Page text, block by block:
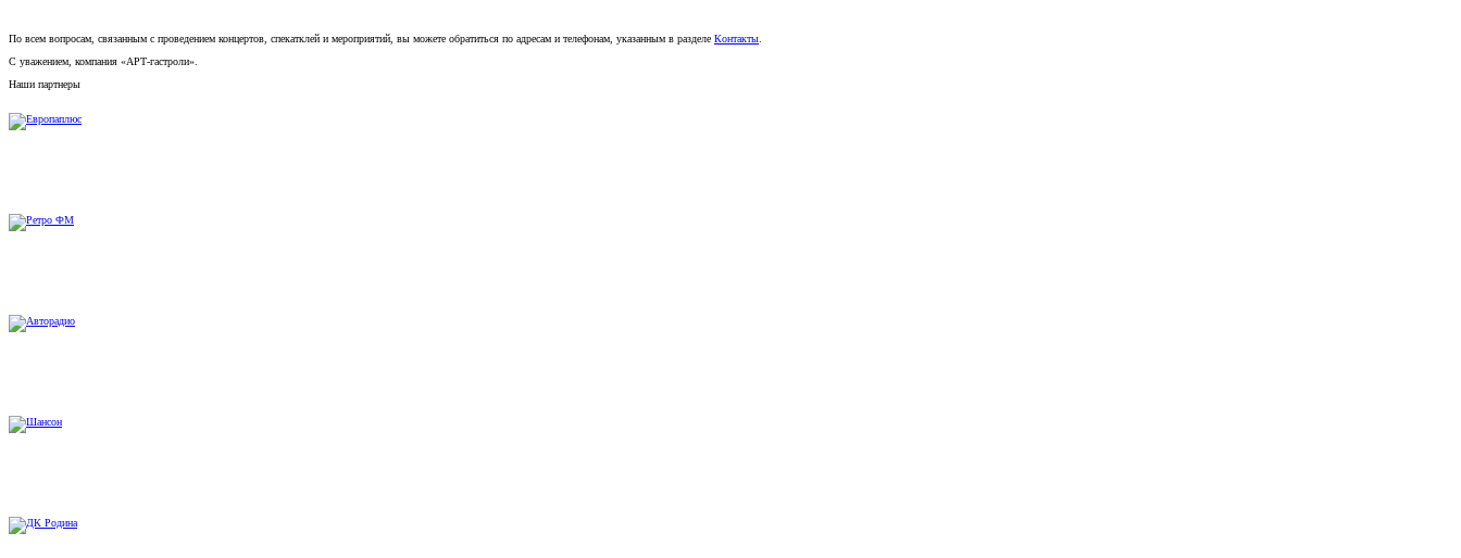
По всем вопросам, связанным с проведением концертов, спекатклей и мероприятий, вы можете обратиться по адресам и телефонам, указанным в разделе Контакты.
С уважением, компания «АРТ-гастроли».
Наши партнеры